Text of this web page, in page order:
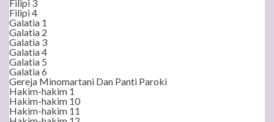
Filipi 3
Filipi 4
Galatia 1
Galatia 2
Galatia 3
Galatia 4
Galatia 5
Galatia 6
Gereja Minomartani Dan Panti Paroki
Hakim-hakim 1
Hakim-hakim 10
Hakim-hakim 11